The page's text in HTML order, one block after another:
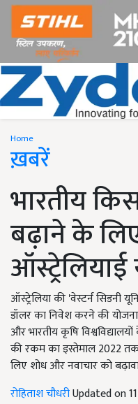
Home
ख़बरें
भारतीय
बढ़ाने के
ऑस्ट्रेलियाई
ऑस्ट्रेलिया की 'वेस्टर्न सिडनी
डॉलर का निवेश करने की योजना
और भारतीय कृषि
की रकम का इस्तेमाल 2022
लिए शोध और नवाचार को
रोहिताश चौधरीUpdated on